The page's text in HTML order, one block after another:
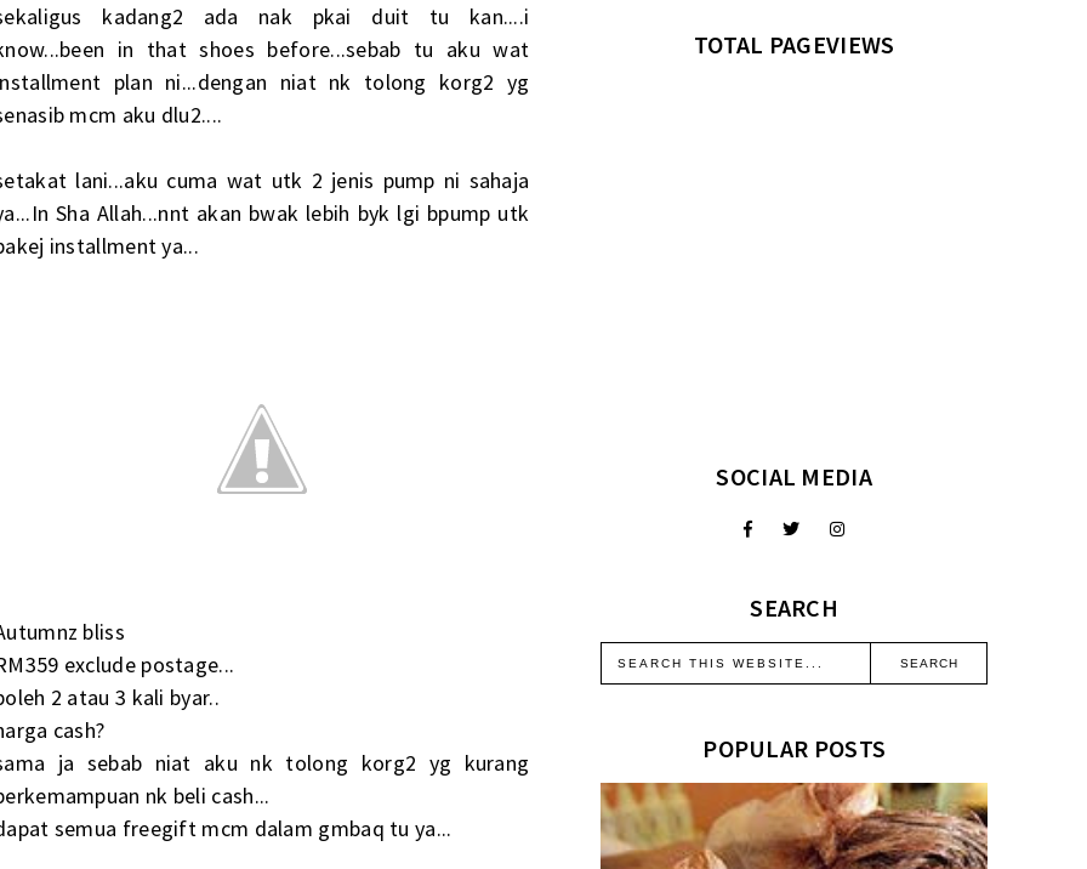
kadang2 ada nak pkai duit tu kan....i
in that shoes before...sebab tu aku wat
plan ni...dengan niat nk tolong korg2 yg
mcm aku dlu2....
lani...aku cuma wat utk 2 jenis pump ni sahaja
Sha Allah...nnt akan bwak lebih byk lgi bpump utk
installment ya...
bliss
exclude postage...
2 atau 3 kali byar..
cash?
ja sebab niat aku nk tolong korg2 yg kurang
nk beli cash...
semua freegift mcm dalam gmbaq tu ya...
TOTAL PAGEVIEWS
SOCIAL MEDIA
SEARCH
POPULAR POSTS